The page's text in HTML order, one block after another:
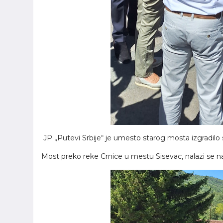
JP „Putevi Srbije“ je umesto starog mosta
Most preko reke Crnice u mestu Sisevac, nalazi se